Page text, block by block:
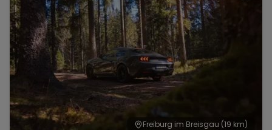
McLaren Ford Jaguar
Tesla Chevrolet Dodge
Wann
Zeitraum wählen
Freiburg im Breisgau (19 km)